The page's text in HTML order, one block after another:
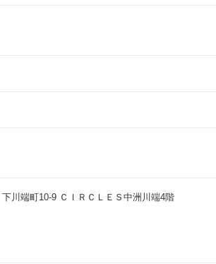
川端町10-9 ＣＩＲＣＬＥＳ中洲川端4階